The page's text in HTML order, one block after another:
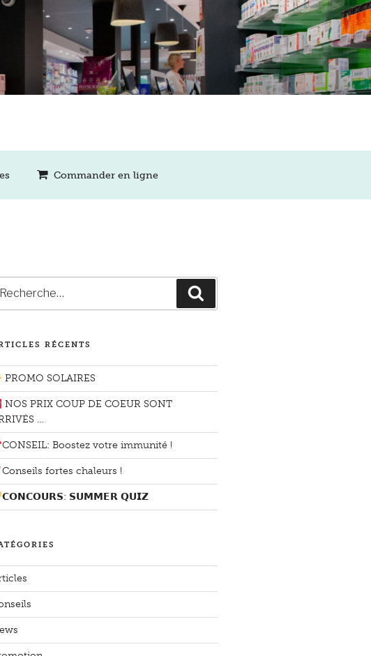
Commander en ligne
RÉCENTS
PROMO SOLAIRES
NOS PRIX COUP DE COEUR SONT
…
CONSEIL: Boostez votre immunité !
Conseils fortes chaleurs !
𝗖𝗢𝗡𝗖𝗢𝗨𝗥𝗦: 𝗦𝗨𝗠𝗠𝗘𝗥 𝗤𝗨𝗜𝗭